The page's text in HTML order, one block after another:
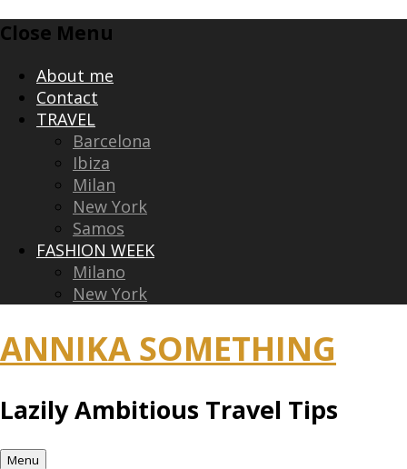
Skip
content
Close Menu
About me
Contact
TRAVEL
Barcelona
Ibiza
Milan
New York
Samos
FASHION WEEK
Milano
New York
ANNIKA SOMETHING
Lazily Ambitious Travel Tips
Menu